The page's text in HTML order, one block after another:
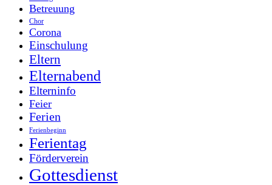
Betreuung
Chor
Corona
Einschulung
Eltern
Elternabend
Elterninfo
Feier
Ferien
Ferienbeginn
Ferientag
Förderverein
Gottesdienst